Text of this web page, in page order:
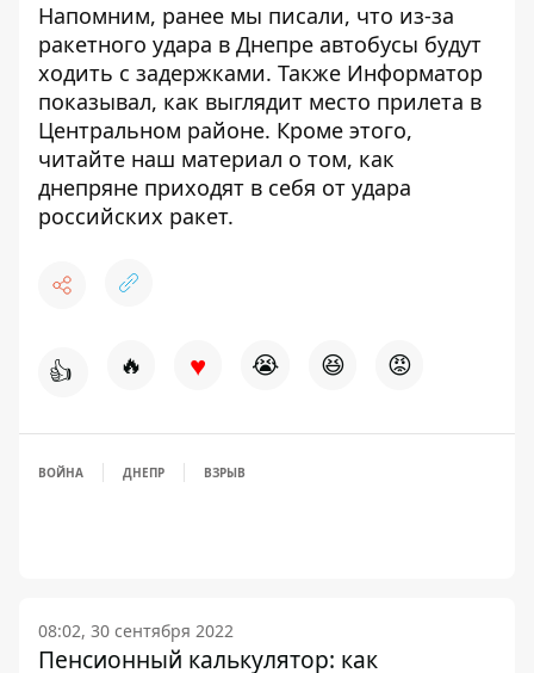
Напомним, ранее мы писали, что из-за
ракетного удара в Днепре автобусы будут
ходить с задержками. Также Информатор
показывал, как выглядит место прилета в
Центральном районе. Кроме этого,
читайте наш материал о том, как
днепряне приходят в себя от удара
российских ракет.
👍 🔥 ♥ 😭 😆 😡
ВОЙНА ДНЕПР ВЗРЫВ
08:02, 30 сентября 2022
Пенсионный калькулятор: как